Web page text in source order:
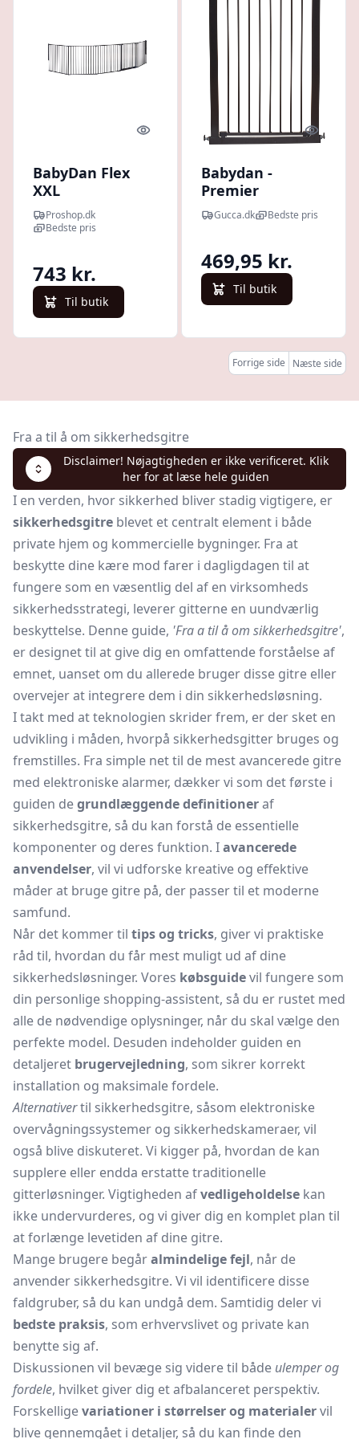
Quick look
BabyDan Flex
XXL
sikkerhedsgitter
sort 278-350 cm
Proshop.dk
Bedste pris
743 kr.
Til butik
Quick
Babydan -
Premier
Sikkerhedsgitter
- Trappegitter -
Gucca.dk Bedste pris
469,95 kr.
Til butik
Forrige side Næste side
Fra a til å om sikkerhedsgitre
Disclaimer! Nøjagtigheden er ikke verificeret. Klik
her for at læse hele guiden
I en verden, hvor sikkerhed bliver stadig vigtigere, er
sikkerhedsgitre blevet et centralt element i både
private hjem og kommercielle bygninger. Fra at
beskytte dine kære mod farer i dagligdagen til at
fungere som en væsentlig del af en virksomheds
sikkerhedsstrategi, leverer gitterne en uundværlig
beskyttelse. Denne guide, 'Fra a til å om sikkerhedsgitre',
er designet til at give dig en omfattende forståelse af
emnet, uanset om du allerede bruger disse gitre eller
overvejer at integrere dem i din sikkerhedsløsning.
I takt med at teknologien skrider frem, er der sket en
udvikling i måden, hvorpå sikkerhedsgitter bruges og
fremstilles. Fra simple net til de mest avancerede gitre
med elektroniske alarmer, dækker vi som det første i
guiden degrundlæggende definitioneraf
sikkerhedsgitre, så du kan forstå de essentielle
komponenter og deres funktion. Iavancerede
anvendelser, vil vi udforske kreative og effektive
måder at bruge gitre på, der passer til et moderne
samfund.
Når det kommer til tips og tricks, giver vi praktiske
råd til, hvordan du får mest muligt ud af dine
sikkerhedsløsninger. Vores købsguidevil fungere som
din personlige shopping-assistent, så du er rustet med
alle de nødvendige oplysninger, når du skal vælge den
perfekte model. Desuden indeholder guiden en
detaljeret brugervejledning, som sikrer korrekt
installation og maksimale fordele.
Alternativertil sikkerhedsgitre, såsom elektroniske
overvågningssystemer og sikkerhedskameraer, vil
også blive diskuteret. Vi kigger på, hvordan de kan
supplere eller endda erstatte traditionelle
gitterløsninger. Vigtigheden afvedligeholdelse kan
ikke undervurderes, og vi giver dig en komplet plan til
at forlænge levetiden af dine gitre.
Mange brugere begåralmindelige fejl, når de
anvender sikkerhedsgitre. Vi vil identificere disse
faldgruber, så du kan undgå dem. Samtidig deler vi
bedste praksis, som erhvervslivet og private kan
benytte sig af.
Diskussionen vil bevæge sig videre til både ulemper og
fordele, hvilket giver dig et afbalanceret perspektiv.
Forskelligevariationer i størrelser og materialervil
blive gennemgået i detaljer, så du kan finde den